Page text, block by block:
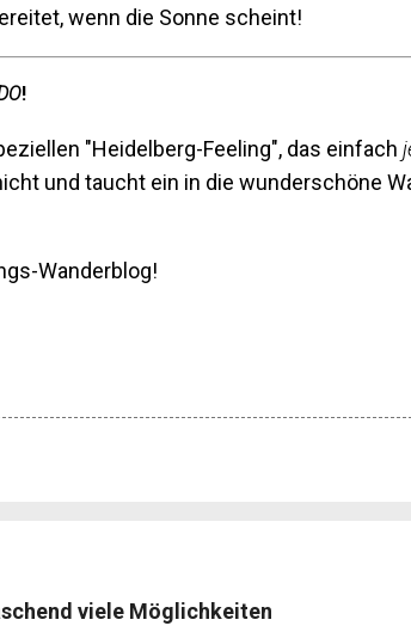
wenn die Sonne scheint!
!
"Heidelberg-Feeling", das einfach
und taucht ein in die wunderschöne
Wanderblog!
viele Möglichkeiten